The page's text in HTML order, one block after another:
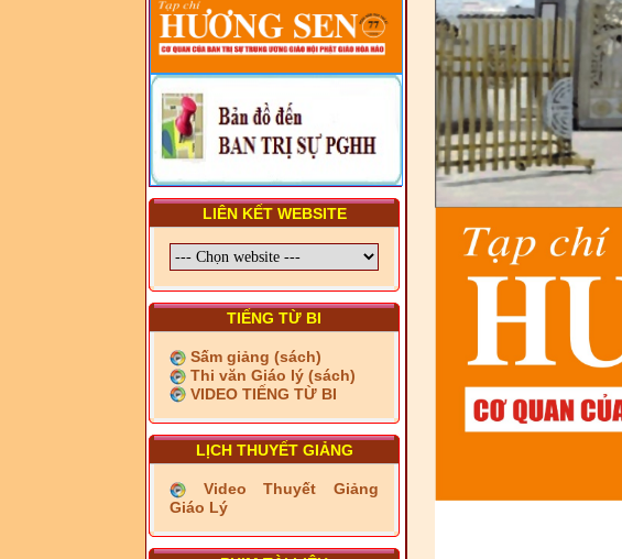
LIÊN KẾT WEBSITE
TIẾNG TỪ BI
Sấm giảng (sách)
Thi văn Giáo lý (sách)
VIDEO TIẾNG TỪ BI
LỊCH THUYẾT GIẢNG
Video Thuyết Giảng
Giáo Lý